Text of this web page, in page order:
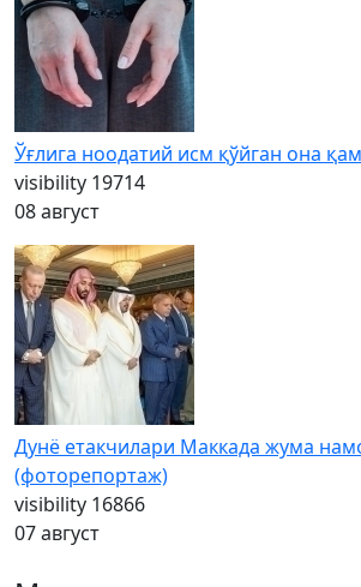
Ўғлига ноодатий исм қўйган она
visibility 19714
08 август
Дунё етакчилари Маккада жума
(фоторепортаж)
visibility 16866
07 август